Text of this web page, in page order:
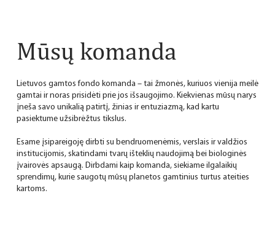
Mūsų komanda
Lietuvos gamtos fondo komanda – tai žmonės, kuriuos vienija meilė
gamtai ir noras prisidėti prie jos išsaugojimo. Kiekvienas mūsų narys
įneša savo unikalią patirtį, žinias ir entuziazmą, kad kartu
pasiektume užsibrėžtus tikslus.
Esame įsipareigoję dirbti su bendruomenėmis, verslais ir valdžios
institucijomis, skatindami tvarų išteklių naudojimą bei biologinės
įvairovės apsaugą. Dirbdami kaip komanda, siekiame ilgalaikių
sprendimų, kurie saugotų mūsų planetos gamtinius turtus ateities
kartoms.